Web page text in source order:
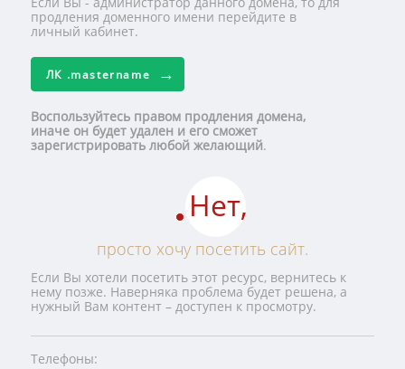
продления доменного имени перейдите в
личный кабинет.
ЛК .mastername
Воспользуйтесь правом продления домена,
иначе он будет удален и его сможет
зарегистрировать любой желающий.
Нет,
просто хочу посетить сайт.
Если Вы хотели посетить этот ресурс, вернитесь к
нему позже. Наверняка проблема будет решена, а
нужный Вам контент – доступен к просмотру.
Телефоны: